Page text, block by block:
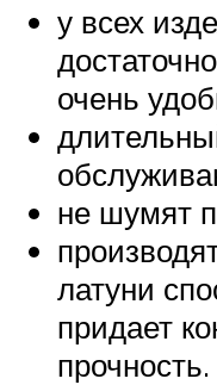
у всех
очень
не шумят
латуни
придает
прочность.